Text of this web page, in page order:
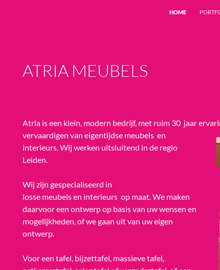
HOME
ATRIA MEUBELS
Atria is een klein, modern bedrijf, met ruim 30 jaar
vervaardigen van eigentijdse meubels en
interieurs. Wij werken uitsluitend in de regio
Leiden.
Wij zijn gespecialiseerd in
losse meubels en interieurs op maat. We maken
daarvoor een ontwerp op basis van uw wensen en
mogelijkheden, of we gaan uit van uw eigen
ontwerp.
Voor een tafel, bijzettafel, massieve tafel,